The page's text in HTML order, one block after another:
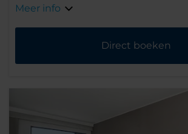
Meer info
Direct boeken